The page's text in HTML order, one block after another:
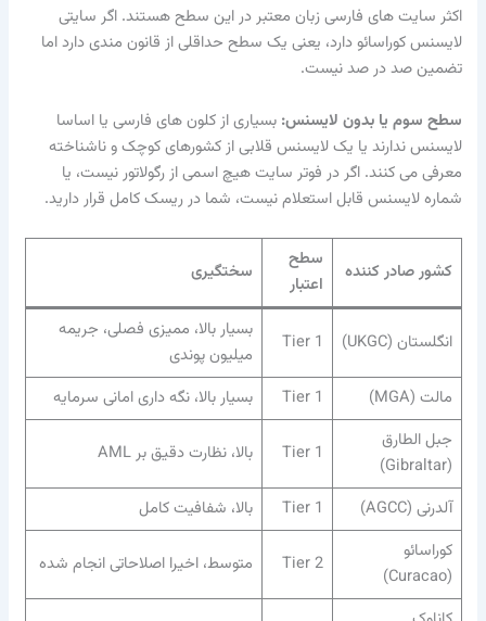
اکثر سایت های فارسی زبان معتبر در این سطح هستند. اگر سایتی
لایسنس کوراسائو دارد، یعنی یک سطح حداقلی از قانون مندی دارد اما
تضمین صد در صد نیست.
سطح سوم یا بدون لایسنس: بسیاری از کلون های فارسی یا اساسا
لایسنس ندارند یا یک لایسنس قلابی از کشورهای کوچک و ناشناخته
معرفی می کنند. اگر در فوتر سایت هیچ اسمی از رگولاتور نیست، یا
شماره لایسنس قابل استعلام نیست، شما در ریسک کامل قرار دارید.
کشور صادر کننده
سطح
اعتبار
سختگیری
انگلستان (UKGC) Tier 1
بسیار بالا، ممیزی فصلی، جریمه
میلیون پوندی
مالت (MGA)
Tier 1
بسیار بالا، نگه داری امانی سرمایه
جبل الطارق
(Gibraltar)
Tier 1 بالا، نظارت دقیق بر AML
آلدرنی (AGCC) Tier 1
بالا، شفافیت کامل
کوراسائو
(Curacao)
Tier 2 متوسط، اخیرا اصلاحاتی انجام شده